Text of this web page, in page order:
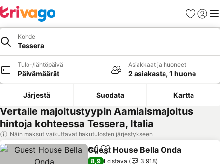
Suosikit
Kohde
Tessera
Tulo-/lähtöpäivä
Päivämäärät
Asiakkaat ja huoneet
2 asiakasta, 1 huone
Järjestä Suodata Kartta
Vertaile majoitustyypin Aamiaismajoitus
hintoja kohteessa Tessera, Italia
Näin maksut vaikuttavat hakutulosten järjestykseen
Jaa Lisää suosikkeihin
Guest House Bella Onda
8,9 Loistava
3 918